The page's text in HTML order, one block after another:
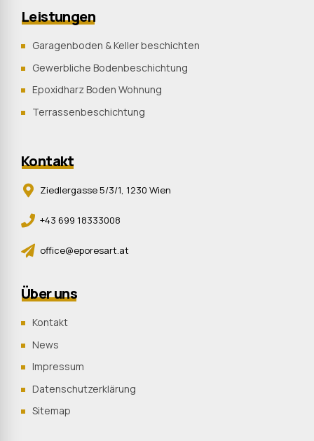
Leistungen
Garagenboden & Keller beschichten
Gewerbliche Bodenbeschichtung
Epoxidharz Boden Wohnung
Terrassenbeschichtung
Kontakt
Ziedlergasse 5/3/1, 1230 Wien
+43 699 18333008
office@eporesart.at
Über uns
Kontakt
News
Impressum
Datenschutzerklärung
Sitemap